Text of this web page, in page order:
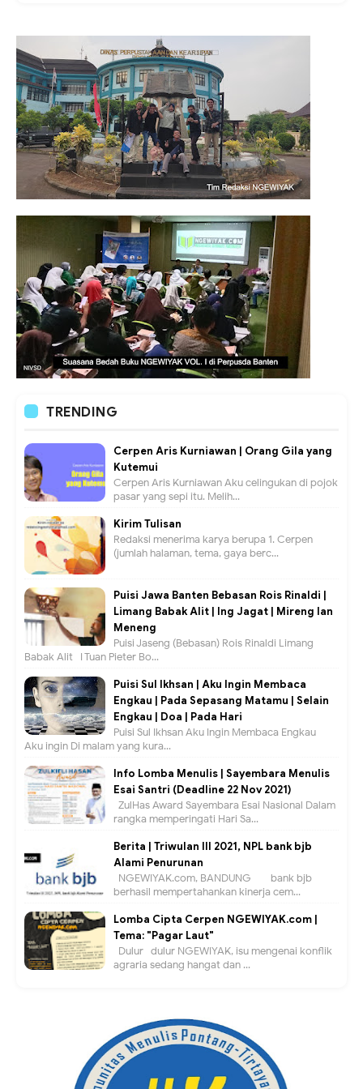
TRENDING
Cerpen Aris Kurniawan | Orang Gila yang
Kutemui
Cerpen Aris Kurniawan Aku celingukan di pojok
pasar yang sepi itu. Melih...
Kirim Tulisan
Redaksi menerima karya berupa 1. Cerpen
(jumlah halaman, tema, gaya berc...
Puisi Jawa Banten Bebasan Rois Rinaldi |
Limang Babak Alit | Ing Jagat | Mireng lan
Meneng
Puisi Jaseng (Bebasan) Rois Rinaldi Limang
Babak Alit I Tuan Pieter Bo...
Puisi Sul Ikhsan | Aku Ingin Membaca
Engkau | Pada Sepasang Matamu | Selain
Engkau | Doa | Pada Hari
Puisi Sul Ikhsan Aku Ingin Membaca Engkau
Aku ingin Di malam yang kura...
Info Lomba Menulis | Sayembara Menulis
Esai Santri (Deadline 22 Nov 2021)
ZulHas Award Sayembara Esai Nasional Dalam
rangka memperingati Hari Sa...
Berita | Triwulan III 2021, NPL bank bjb
Alami Penurunan
NGEWIYAK.com, BANDUNG — bank bjb
berhasil mempertahankan kinerja cem...
Lomba Cipta Cerpen NGEWIYAK.com |
Tema: "Pagar Laut"
Dulur- dulur NGEWIYAK, isu mengenai konflik
agraria sedang hangat dan ...